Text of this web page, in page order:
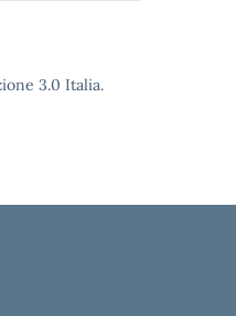
3.0 Italia.